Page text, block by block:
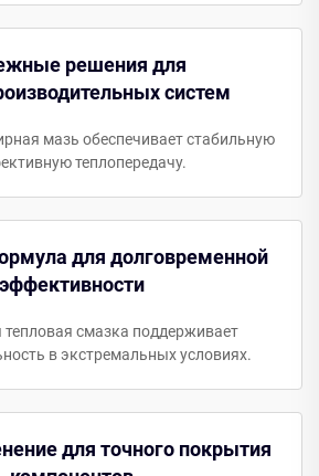
решения для
систем
мазь обеспечивает стабильную
теплопередачу.
для долговременной
эффективности
тепловая смазка поддерживает
в экстремальных условиях.
для точного покрытия